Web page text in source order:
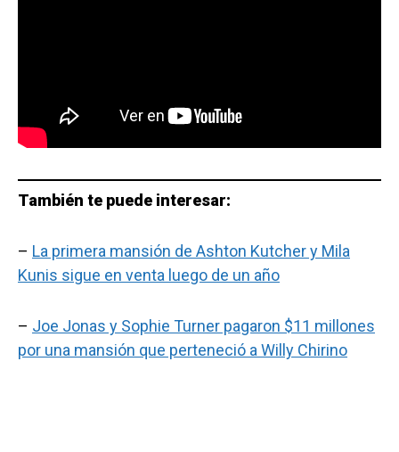
También te puede interesar:
– La primera mansión de Ashton Kutcher y Mila
Kunis sigue en venta luego de un año
– Joe Jonas y Sophie Turner pagaron $11 millones
por una mansión que perteneció a Willy Chirino